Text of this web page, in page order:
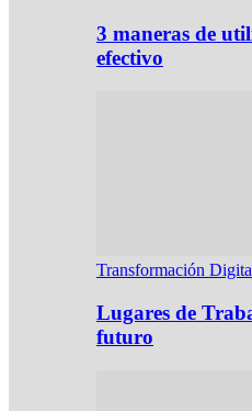
3 maneras de
efectivo
Transformación
Lugares de
futuro